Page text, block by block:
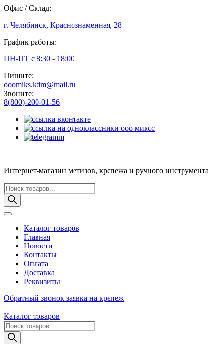
Офис / Склад:
г. Челябинск, Краснознаменная, 28
График работы:
ПН-ПТ с 8:30 - 18:00
Пишите:
ooomiks.kdm@mail.ru
Звоните:
8(800)-200-01-56
Интернет-магазин метизов, крепежа и ручного инструмента
Поиск
товаров
Каталог товаров
Главная
Новости
Контакты
Оплата
Доставка
Реквизиты
Обратный звонок заявка на крепеж
Каталог товаров
Поиск
товаров